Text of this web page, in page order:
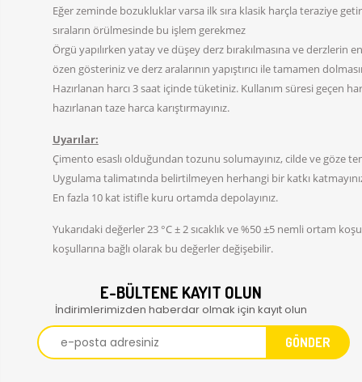
Eğer zeminde bozukluklar varsa ilk sıra klasik harçla teraziye
sıraların örülmesinde bu işlem gerekmez
Örgü yapılırken yatay ve düşey derz bırakılmasına ve derzlerin
özen gösteriniz ve derz aralarının yapıştırıcı ile tamamen
Hazırlanan harcı 3 saat içinde tüketiniz. Kullanım süresi geçen
hazırlanan taze harca karıştırmayınız.
Uyarılar:
Çimento esaslı olduğundan tozunu solumayınız, cilde ve göze
Uygulama talimatında belirtilmeyen herhangi bir katkı
En fazla 10 kat istifle kuru ortamda depolayınız.
Yukarıdaki değerler 23 °C ± 2 sıcaklık ve %50 ±5 nemli ortam
koşullarına bağlı olarak bu değerler değişebilir.
E-BÜLTENE KAYIT OLUN
İndirimlerimizden haberdar olmak için kayıt olun